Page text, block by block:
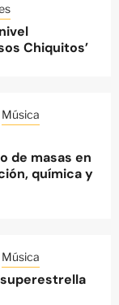
Chiquitos’
Música
de masas en
química y
Música
superestrella